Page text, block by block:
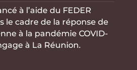
à l’aide du FEDER
le cadre de la réponse de
à la pandémie COVID-
à La Réunion.